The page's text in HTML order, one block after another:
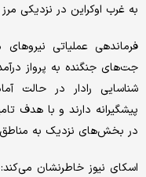
به غرب اوکراین در نزدیکی
فرماندهی عملیاتی
جت‌های جنگنده به پرواز
شناسایی رادار در حالت
پیشگیرانه دارند و با هدف
در بخش‌های نزدیک به مناطق
اسکای نیوز خاطرنشان